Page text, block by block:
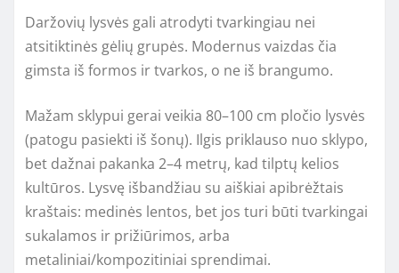
Daržovių lysvės gali atrodyti tvarkingiau nei
atsitiktinės gėlių grupės. Modernus vaizdas čia
gimsta iš formos ir tvarkos, o ne iš brangumo.
Mažam sklypui gerai veikia 80–100 cm pločio lysvės
(patogu pasiekti iš šonų). Ilgis priklauso nuo sklypo,
bet dažnai pakanka 2–4 metrų, kad tilptų kelios
kultūros. Lysvę išbandžiau su aiškiai apibrėžtais
kraštais: medinės lentos, bet jos turi būti tvarkingai
sukalamos ir prižiūrimos, arba
metaliniai/kompozitiniai sprendimai.